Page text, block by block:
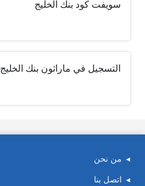
سويفت كود بنك الخليج
التسجيل في ماراثون بنك الخليج
من نحن
اتصل بنا